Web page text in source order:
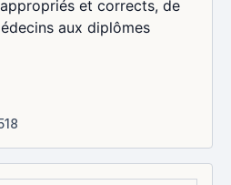
et corrects, de
aux diplômes